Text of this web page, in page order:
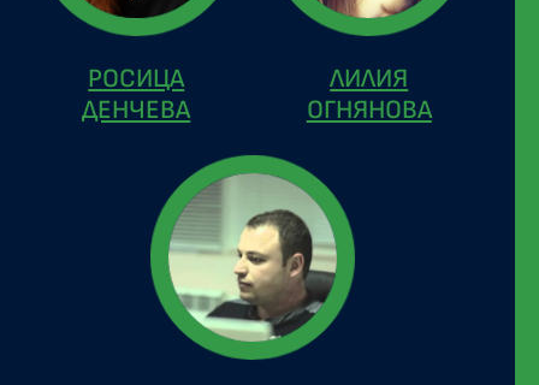
РОСИЦА
ДЕНЧЕВА
ЛИЛИЯ
ОГНЯНОВА